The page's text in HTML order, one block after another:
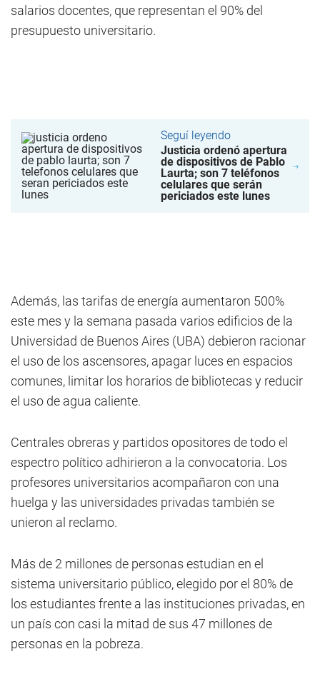
salarios docentes, que representan el 90% del
presupuesto universitario.
Seguí leyendo
Justicia ordenó apertura
de dispositivos de Pablo
Laurta; son 7 teléfonos
celulares que serán
periciados este lunes
Además, las tarifas de energía aumentaron 500%
este mes y la semana pasada varios edificios de la
Universidad de Buenos Aires (UBA) debieron racionar
el uso de los ascensores, apagar luces en espacios
comunes, limitar los horarios de bibliotecas y reducir
el uso de agua caliente.
Centrales obreras y partidos opositores de todo el
espectro político adhirieron a la convocatoria. Los
profesores universitarios acompañaron con una
huelga y las universidades privadas también se
unieron al reclamo.
Más de 2 millones de personas estudian en el
sistema universitario público, elegido por el 80% de
los estudiantes frente a las instituciones privadas, en
un país con casi la mitad de sus 47 millones de
personas en la pobreza.